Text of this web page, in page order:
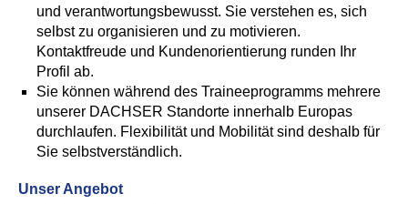
und verantwortungsbewusst. Sie verstehen es, sich
selbst zu organisieren und zu motivieren.
Kontaktfreude und Kundenorientierung runden Ihr
Profil ab.
Sie können während des Traineeprogramms mehrere
unserer DACHSER Standorte innerhalb Europas
durchlaufen. Flexibilität und Mobilität sind deshalb für
Sie selbstverständlich.
Unser Angebot